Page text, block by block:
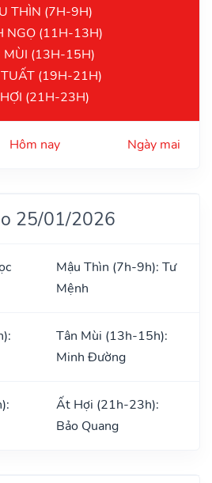
THÌN (7H-9H)
NGỌ (11H-13H)
MÙI (13H-15H)
(19H-21H)
(21H-23H)
Hôm nay Ngày mai
25/01/2026
Mậu Thìn (7h-9h): Tư
Mệnh
Tân Mùi (13h-15h):
Minh Đường
Ất Hợi (21h-23h):
Bảo Quang